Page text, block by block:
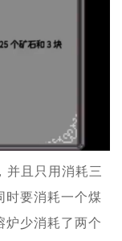
并且只用消耗三
时要消耗一个煤
炉少消耗了两个